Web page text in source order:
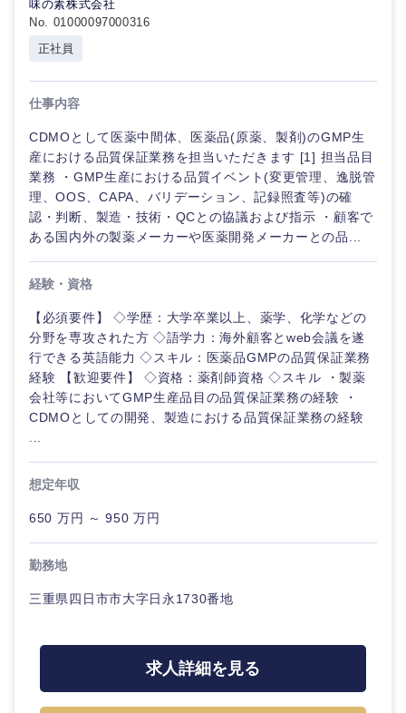
愛知県
味の素株式会社
No. 01000097000316
正社員
仕事内容
CDMOとして医薬中間体、医薬品(原薬、製剤)のGMP生
産における品質保証業務を担当いただきます [1] 担当品目
業務 ・GMP生産における品質イベント(変更管理、逸脱管
理、OOS、CAPA、バリデーション、記録照査等)の確
認・判断、製造・技術・QCとの協議および指示 ・顧客で
ある国内外の製薬メーカーや医薬開発メーカーとの品...
経験・資格
【必須要件】 ◇学歴：大学卒業以上、薬学、化学などの
分野を専攻された方 ◇語学力：海外顧客とweb会議を遂
行できる英語能力 ◇スキル：医薬品GMPの品質保証業務
経験 【歓迎要件】 ◇資格：薬剤師資格 ◇スキル ・製薬
会社等においてGMP生産品目の品質保証業務の経験 ・
CDMOとしての開発、製造における品質保証業務の経験
想定年収
650 万円 ～ 950 万円
勤務地
三重県四日市市大字日永1730番地
求人詳細を見る